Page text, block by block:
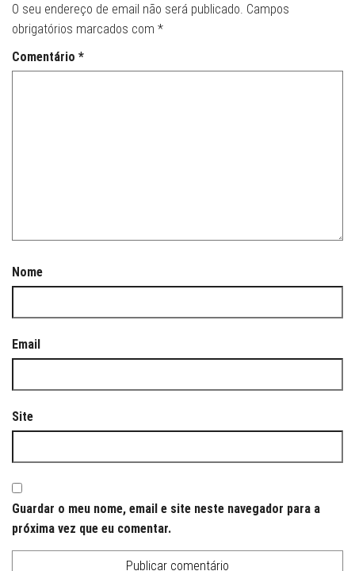
O seu endereço de email não será publicado. Campos
obrigatórios marcados com *
Comentário *
Nome
Email
Site
Guardar o meu nome, email e site neste navegador para a
próxima vez que eu comentar.